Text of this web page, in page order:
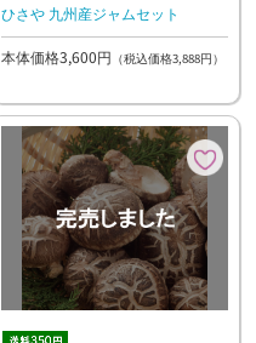
ひさや 九州産ジャムセット
本体価格3,600円 （税込価格3,888円）